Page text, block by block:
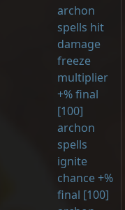
archon
spells hit
damage
freeze
multiplier
+% final
[100]
archon
spells
ignite
chance +%
final [100]